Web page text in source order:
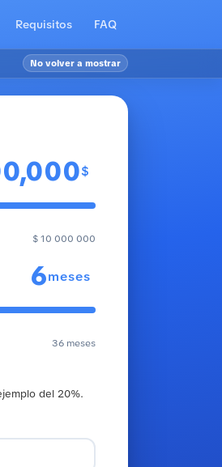
Requisitos FAQ
No volver a mostrar
$
$ 10 000 000
meses
36 meses
del 20%.